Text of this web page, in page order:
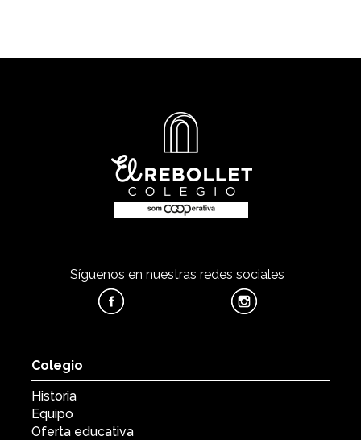
Síguenos en nuestras redes sociales
Colegio
Historia
Equipo
Oferta educativa